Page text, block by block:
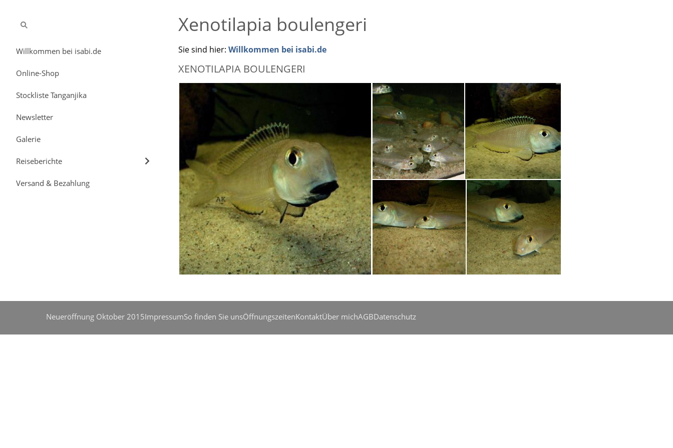
Willkommen bei isabi.de
Online-Shop
Stockliste Tanganjika
Newsletter
Galerie
Reiseberichte
Versand & Bezahlung
Xenotilapia boulengeri
Sie sind hier: Willkommen bei isabi.de
XENOTILAPIA BOULENGERI
Xenotilapia boulengeri Xenotilapia boulengeri
Neueröffnung Oktober 2015ImpressumSo finden Sie unsÖffnungszeitenKontaktÜber michAGBDatenschutz